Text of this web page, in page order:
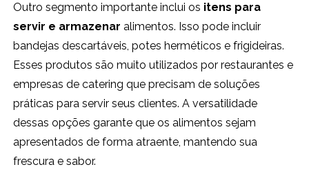
Outro segmento importante inclui os itens para
servir e armazenar alimentos. Isso pode incluir
bandejas descartáveis, potes herméticos e frigideiras.
Esses produtos são muito utilizados por restaurantes e
empresas de catering que precisam de soluções
práticas para servir seus clientes. A versatilidade
dessas opções garante que os alimentos sejam
apresentados de forma atraente, mantendo sua
frescura e sabor.